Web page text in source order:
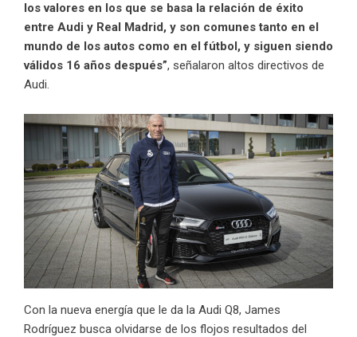
los valores en los que se basa la relación de éxito
entre Audi y Real Madrid, y son comunes tanto en el
mundo de los autos como en el fútbol, y siguen siendo
válidos 16 años después”, señalaron altos directivos de
Audi.
Con la nueva energía que le da la Audi Q8, James
Rodríguez busca olvidarse de los flojos resultados del